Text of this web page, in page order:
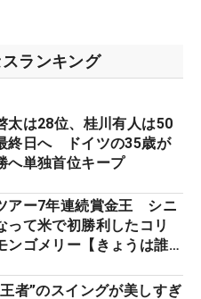
ランキング
太は28位、桂川有人は50
終日へ ドイツの35歳が
へ単独首位キープ
アー7年連続賞金王 シニ
って米で初勝利したコリ
ンゴメリー【きょうは誰の
者”のスイングが美しすぎ